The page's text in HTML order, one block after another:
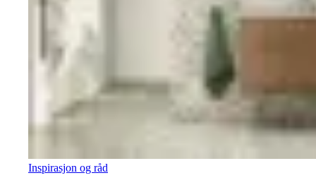
Inspirasjon og råd